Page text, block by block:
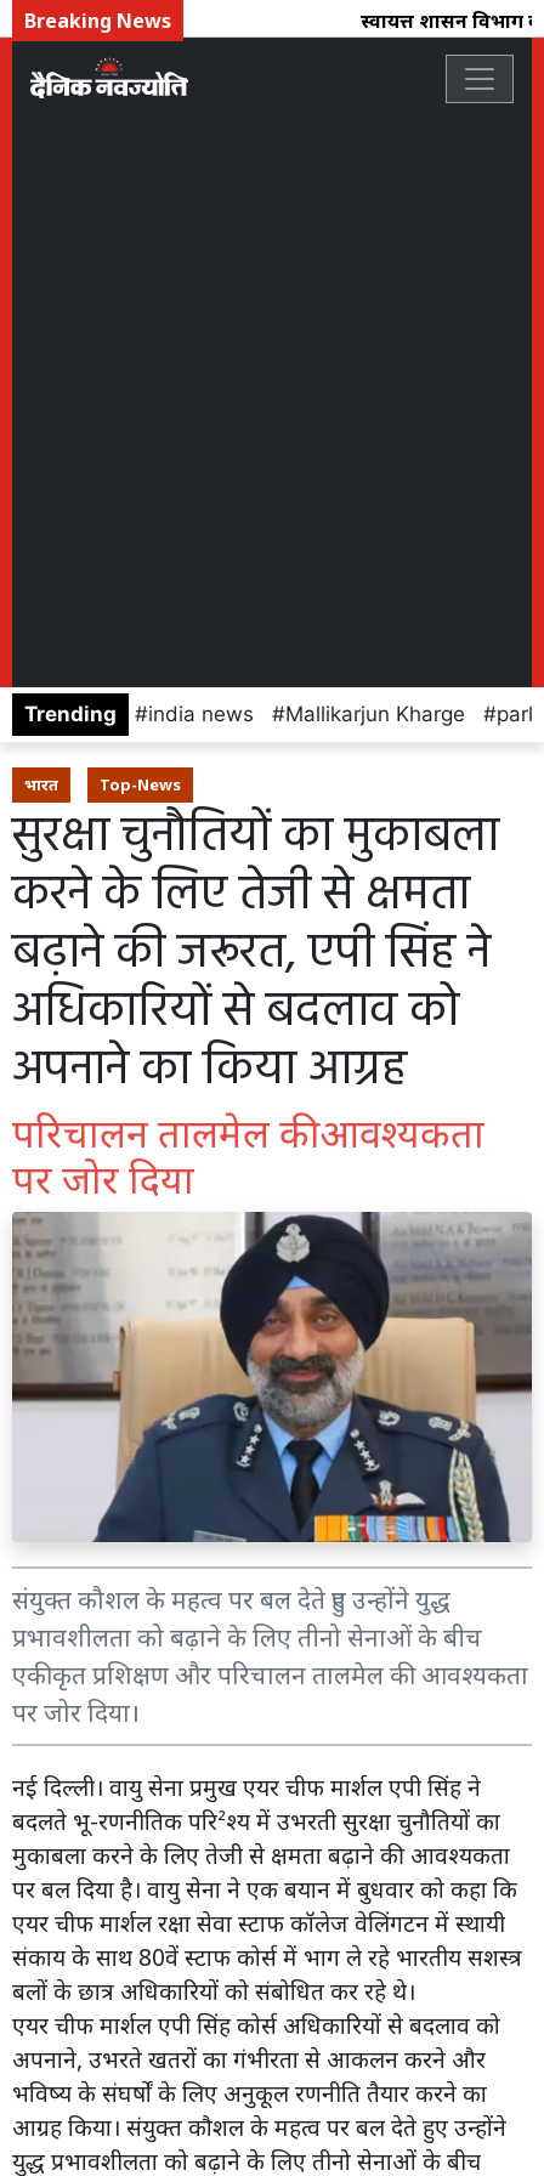
Breaking News स्वायत्त शासन विभाग
Trending india news Mallikarjun Kharge
भारत Top-News
सुरक्षा चुनौतियों का मुकाबला
करने के लिए तेजी से क्षमता
बढ़ाने की जरूरत, एपी सिंह ने
अधिकारियों से बदलाव को
अपनाने का किया आग्रह
परिचालन तालमेल की आवश्यकता
पर जोर दिया
संयुक्त कौशल के महत्व पर बल देते हुए उन्होंने युद्ध
प्रभावशीलता को बढ़ाने के लिए तीनो सेनाओं के बीच
एकीकृत प्रशिक्षण और परिचालन तालमेल की आवश्यकता
पर जोर दिया।
नई दिल्ली। वायु सेना प्रमुख एयर चीफ मार्शल एपी सिंह ने
बदलते भू-रणनीतिक परि²श्य में उभरती सुरक्षा चुनौतियों का
मुकाबला करने के लिए तेजी से क्षमता बढ़ाने की आवश्यकता
पर बल दिया है। वायु सेना ने एक बयान में बुधवार को कहा कि
एयर चीफ मार्शल रक्षा सेवा स्टाफ कॉलेज वेलिंगटन में स्थायी
संकाय के साथ 80वें स्टाफ कोर्स में भाग ले रहे भारतीय सशस्त्र
बलों के छात्र अधिकारियों को संबोधित कर रहे थे।
एयर चीफ मार्शल एपी सिंह कोर्स अधिकारियों से बदलाव को
अपनाने, उभरते खतरों का गंभीरता से आकलन करने और
भविष्य के संघर्षों के लिए अनुकूल रणनीति तैयार करने का
आग्रह किया। संयुक्त कौशल के महत्व पर बल देते हुए उन्होंने
युद्ध प्रभावशीलता को बढ़ाने के लिए तीनो सेनाओं के बीच